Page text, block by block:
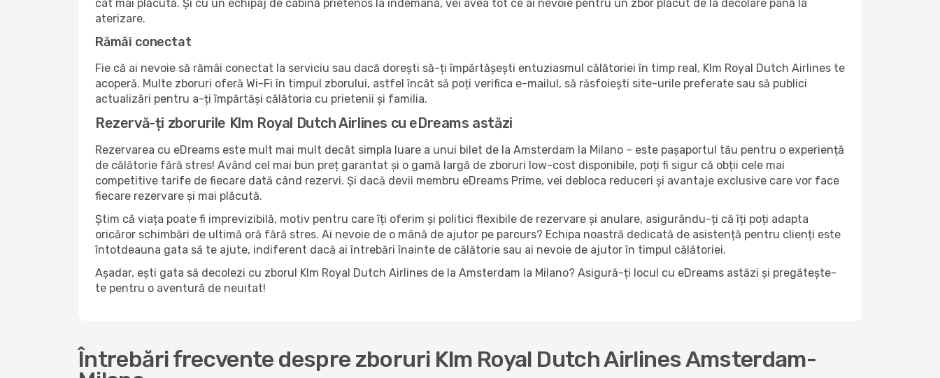
cât mai plăcută. Și cu un echipaj de cabină prietenos la îndemână, vei avea tot ce ai nevoie pentru un zbor plăcut de la decolare până la
aterizare.
Rămâi conectat
Fie că ai nevoie să rămâi conectat la serviciu sau dacă dorești să-ți împărtășești entuziasmul călătoriei în timp real, Klm Royal Dutch Airlines te
acoperă. Multe zboruri oferă Wi-Fi în timpul zborului, astfel încât să poți verifica e-mailul, să răsfoiești site-urile preferate sau să publici
actualizări pentru a-ți împărtăși călătoria cu prietenii și familia.
Rezervă-ți zborurile Klm Royal Dutch Airlines cu eDreams astăzi
Rezervarea cu eDreams este mult mai mult decât simpla luare a unui bilet de la Amsterdam la Milano – este pașaportul tău pentru o experiență
de călătorie fără stres! Având cel mai bun preț garantat și o gamă largă de zboruri low-cost disponibile, poți fi sigur că obții cele mai
competitive tarife de fiecare dată când rezervi. Și dacă devii membru eDreams Prime, vei debloca reduceri și avantaje exclusive care vor face
fiecare rezervare și mai plăcută.
Știm că viața poate fi imprevizibilă, motiv pentru care îți oferim și politici flexibile de rezervare și anulare, asigurându-ți că îți poți adapta
oricăror schimbări de ultimă oră fără stres. Ai nevoie de o mână de ajutor pe parcurs? Echipa noastră dedicată de asistență pentru clienți este
întotdeauna gata să te ajute, indiferent dacă ai întrebări înainte de călătorie sau ai nevoie de ajutor în timpul călătoriei.
Așadar, ești gata să decolezi cu zborul Klm Royal Dutch Airlines de la Amsterdam la Milano? Asigură-ți locul cu eDreams astăzi și pregătește-
te pentru o aventură de neuitat!
Întrebări frecvente despre zboruri Klm Royal Dutch Airlines Amsterdam-